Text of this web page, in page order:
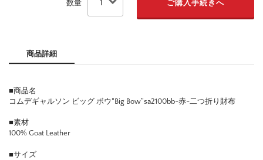
数量
商品詳細
■商品名
コムデギャルソン ビッグ ボウ“Big Bow”sa2100bb-赤-二つ折り財布
■素材
100% Goat Leather
■サイズ